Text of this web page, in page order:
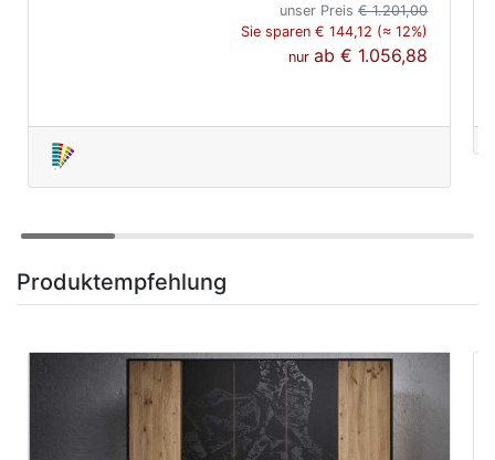
unser Preis€ 1.201,00
Sie sparen € 144,12 (≈ 12%)
nurab€ 1.056,88
Produktempfehlung